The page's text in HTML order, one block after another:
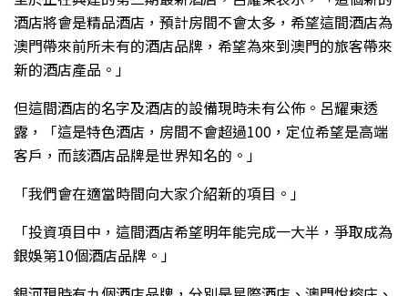
酒店將會是精品酒店，預計房間不會太多，希望這間酒店為
澳門帶來前所未有的酒店品牌，希望為來到澳門的旅客帶來
新的酒店產品。」
但這間酒店的名字及酒店的設備現時未有公佈。呂耀東透
露，「這是特色酒店，房間不會超過100，定位希望是高端
客戶，而該酒店品牌是世界知名的。」
「我們會在適當時間向大家介紹新的項目。」
「投資項目中，這間酒店希望明年能完成一大半，爭取成為
銀娛第10個酒店品牌。」